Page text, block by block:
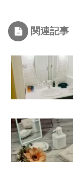
関連記事